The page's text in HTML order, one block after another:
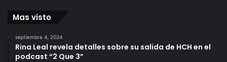
Mas visto
septiembre 4, 2024
Rina Leal revela detalles sobre su salida de HCH en el
podcast “2 Que 3”